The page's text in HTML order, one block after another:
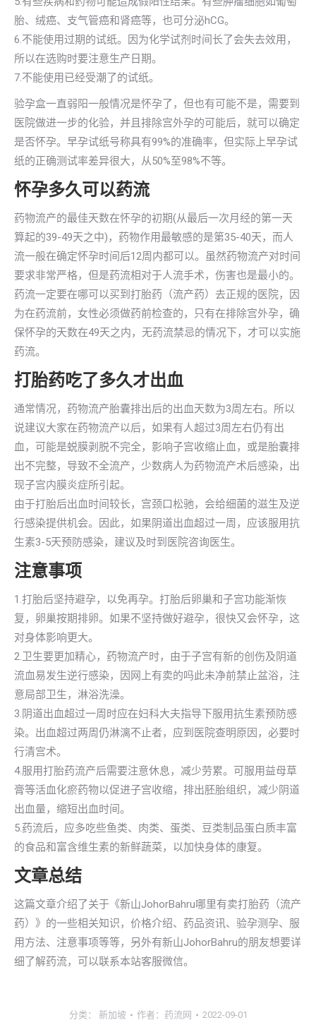
胎、绒癌、支气管癌和肾癌等，也可分泌hCG。
6.不能使用过期的试纸。因为化学试剂时间长了会失去效用，
所以在选购时要注意生产日期。
7.不能使用已经受潮了的试纸。
验孕盒一直弱阳一般情况是怀孕了，但也有可能不是，需要到
医院做进一步的化验，并且排除宫外孕的可能后，就可以确定
是否怀孕。早孕试纸号称具有99%的准确率，但实际上早孕试
纸的正确测试率差异很大，从50%至98%不等。
怀孕多久可以药流
药物流产的最佳天数在怀孕的初期(从最后一次月经的第一天
算起的39-49天之中)，药物作用最敏感的是第35-40天，而人
流一般在确定怀孕时间后12周内都可以。虽然药物流产对时间
要求非常严格，但是药流相对于人流手术，伤害也是最小的。
药流一定要在哪可以买到打胎药（流产药）去正规的医院，因
为在药流前，女性必须做药前检查的，只有在排除宫外孕，确
保怀孕的天数在49天之内，无药流禁忌的情况下，才可以实施
药流。
打胎药吃了多久才出血
通常情况，药物流产胎囊排出后的出血天数为3周左右。所以
说建议大家在药物流产以后，如果有人超过3周左右仍有出
血，可能是蜕膜剥脱不完全，影响子宫收缩止血，或是胎囊排
出不完整，导致不全流产，少数病人为药物流产术后感染，出
现子宫内膜炎症所引起。
由于打胎后出血时间较长，宫颈口松驰，会给细菌的滋生及逆
行感染提供机会。因此，如果阴道出血超过一周，应该服用抗
生素3-5天预防感染，建议及时到医院咨询医生。
注意事项
1.打胎后坚持避孕，以免再孕。打胎后卵巢和子宫功能渐恢
复，卵巢按期排卵。如果不坚持做好避孕，很快又会怀孕，这
对身体影响更大。
2.卫生要更加精心，药物流产时，由于子宫有新的创伤及阴道
流血易发生逆行感染，因网上有卖的吗此未净前禁止盆浴，注
意局部卫生，淋浴洗澡。
3.阴道出血超过一周时应在妇科大夫指导下服用抗生素预防感
染。出血超过两周仍淋漓不止者，应到医院查明原因，必要时
行清宫术。
4.服用打胎药流产后需要注意休息，减少劳累。可服用益母草
膏等活血化瘀药物以促进子宫收缩，排出胚胎组织，减少阴道
出血量，缩短出血时间。
5.药流后，应多吃些鱼类、肉类、蛋类、豆类制品蛋白质丰富
的食品和富含维生素的新鲜蔬菜，以加快身体的康复。
文章总结
这篇文章介绍了关于《新山JohorBahru哪里有卖打胎药（流产
药）》的一些相关知识，价格介绍、药品资讯、验孕测孕、服
用方法、注意事项等等，另外有新山JohorBahru的朋友想要详
细了解药流，可以联系本站客服微信。
分类： 新加坡 作者： 药流网 2022-09-01